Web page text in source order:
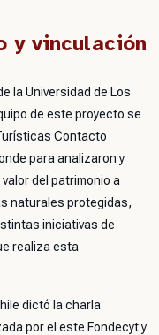
y vinculación
la Universidad de Los
de este proyecto se
Contacto
para analizaron y
del patrimonio a
naturales protegidas,
iniciativas de
realiza esta
dictó la charla
por el este Fondecyt y